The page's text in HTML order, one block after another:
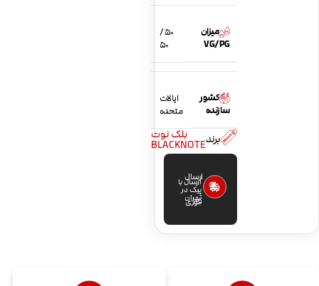
میزان
VG/PG
50 /
50
کشور
سازنده
ایالات
متحده
برند بلک نوت
BLACKNOTE
ارسال
فوری
ارسال با
پیک در
تهران